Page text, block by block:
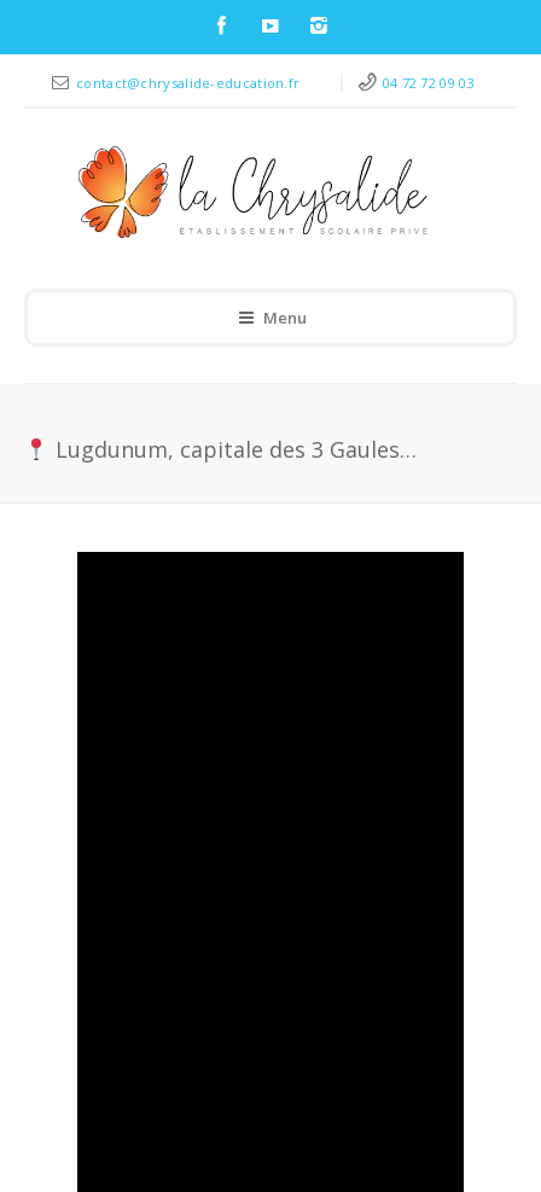
contact@chrysalide-education.fr 04 72 72 09 03
Menu
Lugdunum, capitale des 3 Gaules…